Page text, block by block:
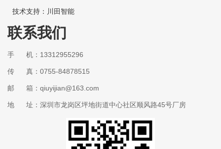
技术支持： 川田智能
联系我们
手 机：13312955296
传 真：0755-84878515
邮 箱：qiuyijian@163.com
地 址：深圳市龙岗区坪地街道中心社区顺风路45号厂房